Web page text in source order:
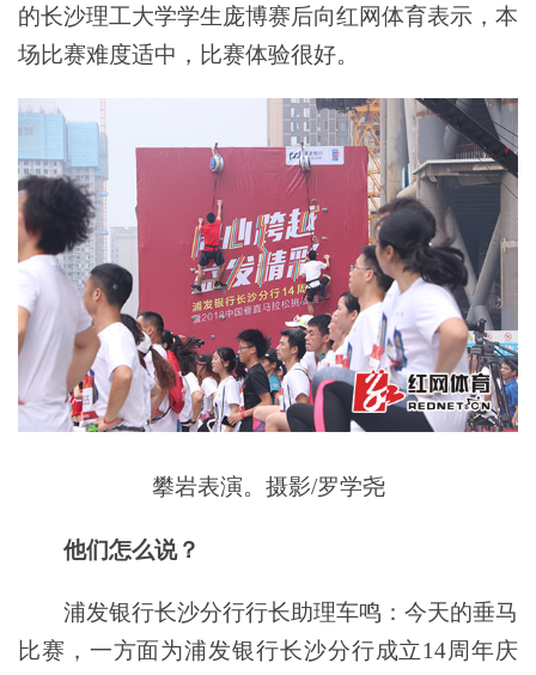
的长沙理工大学学生庞博赛后向红网体育表示，本
场比赛难度适中，比赛体验很好。
攀岩表演。摄影/罗学尧
他们怎么说？
浦发银行长沙分行行长助理车鸣：今天的垂马
比赛，一方面为浦发银行长沙分行成立14周年庆